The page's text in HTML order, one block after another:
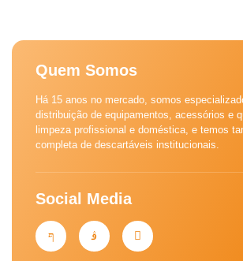
Quem Somos
Há 15 anos no mercado, somos
distribuição de equipamentos, acessórios e
limpeza profissional e doméstica, e temos
completa de descartáveis institucionais.
Social Media